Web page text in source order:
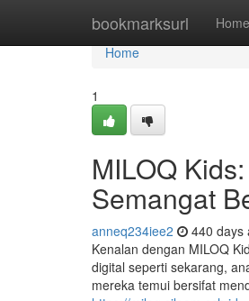
bookmarksurl Home
Home
Home
1
MILOQ
Semangat
anneq234iee2 440 days
Kenalan dengan MILOQ
digital seperti sekarang,
mereka temui bersifat